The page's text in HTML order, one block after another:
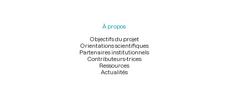
À propos
Objectifs du projet
Orientations scientifiques
Partenaires institutionnels
Contributeurs-trices
Ressources
Actualités